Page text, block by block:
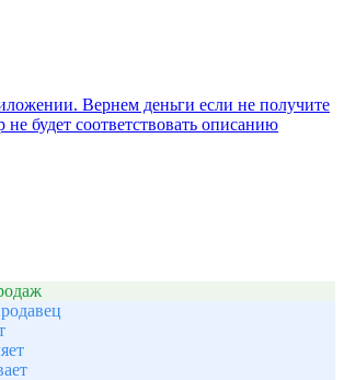
Вернем деньги если не получите
будет соответствовать описанию